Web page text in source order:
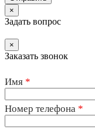
×
Задать вопрос
×
Заказать звонок
Имя *
Номер телефона *